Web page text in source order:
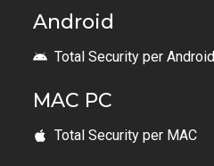
Android
Total Security per Android
MAC PC
Total Security per MAC